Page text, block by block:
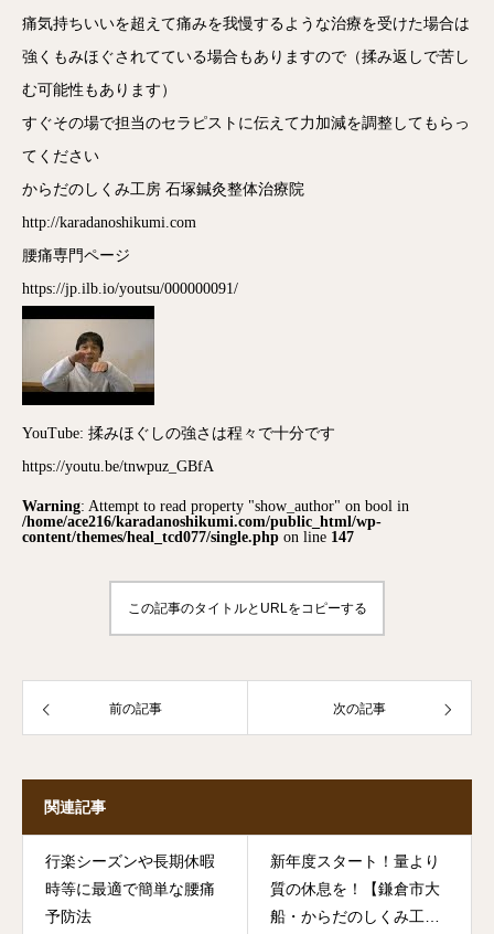
痛気持ちいいを超えて痛みを我慢するような治療を受けた場合は
強くもみほぐされてている場合もありますので（揉み返しで苦し
む可能性もあります）
すぐその場で担当のセラピストに伝えて力加減を調整してもらっ
てください
からだのしくみ工房 石塚鍼灸整体治療院
http://karadanoshikumi.com
腰痛専門ページ
https://jp.ilb.io/youtsu/000000091/
YouTube: 揉みほぐしの強さは程々で十分です
https://youtu.be/tnwpuz_GBfA
Warning: Attempt to read property "show_author" on bool in
/home/ace216/karadanoshikumi.com/public_html/wp-
content/themes/heal_tcd077/single.php on line 147
この記事のタイトルとURLをコピーする
前の記事 次の記事
関連記事
行楽シーズンや長期休暇
時等に最適で簡単な腰痛
予防法
新年度スタート！量より
質の休息を！【鎌倉市大
船・からだのしくみ工房